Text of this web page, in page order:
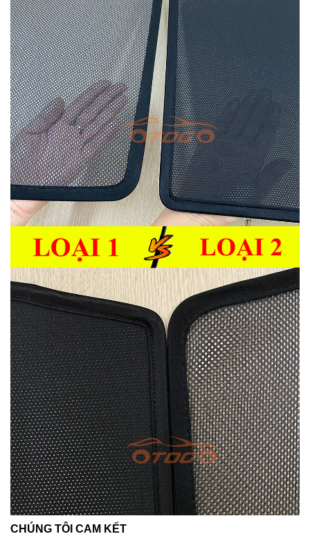
CHÚNG TÔI CAM KẾT